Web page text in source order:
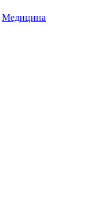
Медицина